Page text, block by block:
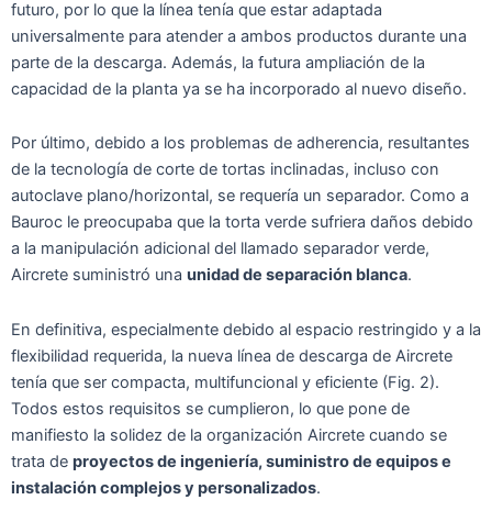
futuro, por lo que la línea tenía que estar adaptada
universalmente para atender a ambos productos durante una
parte de la descarga. Además, la futura ampliación de la
capacidad de la planta ya se ha incorporado al nuevo diseño.
Por último, debido a los problemas de adherencia, resultantes
de la tecnología de corte de tortas inclinadas, incluso con
autoclave plano/horizontal, se requería un separador. Como a
Bauroc le preocupaba que la torta verde sufriera daños debido
a la manipulación adicional del llamado separador verde,
Aircrete suministró una unidad de separación blanca.
En definitiva, especialmente debido al espacio restringido y a la
flexibilidad requerida, la nueva línea de descarga de Aircrete
tenía que ser compacta, multifuncional y eficiente (Fig. 2).
Todos estos requisitos se cumplieron, lo que pone de
manifiesto la solidez de la organización Aircrete cuando se
trata de proyectos de ingeniería, suministro de equipos e
instalación complejos y personalizados.